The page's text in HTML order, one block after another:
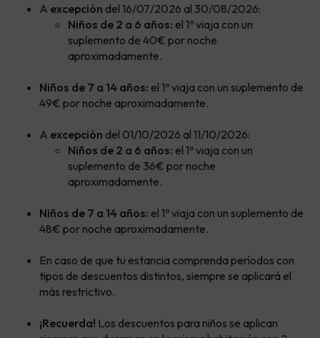
A excepción del 16/07/2026 al 30/08/2026:
Niños de 2 a 6 años: el 1º viaja con un
suplemento de 40€ por noche
aproximadamente.
Niños de 7 a 14 años: el 1º viaja con un suplemento de
49€ por noche aproximadamente.
A excepción del 01/10/2026 al 11/10/2026:
Niños de 2 a 6 años: el 1º viaja con un
suplemento de 36€ por noche
aproximadamente.
Niños de 7 a 14 años: el 1º viaja con un suplemento de
48€ por noche aproximadamente.
En caso de que tu estancia comprenda períodos con
tipos de descuentos distintos, siempre se aplicará el
más restrictivo.
¡Recuerda! Los descuentos para niños se aplican